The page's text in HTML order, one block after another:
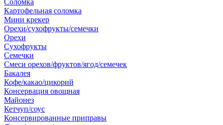
Соломка
Картофельная соломка
Мини крекер
Орехи/сухофрукты/семечки
Орехи
Сухофрукты
Семечки
Смеси орехов/фруктов/ягод/семечек
Бакалея
Кофе/какао/цикорий
Консервация овощная
Майонез
Кетчуп/соус
Консервированные приправы